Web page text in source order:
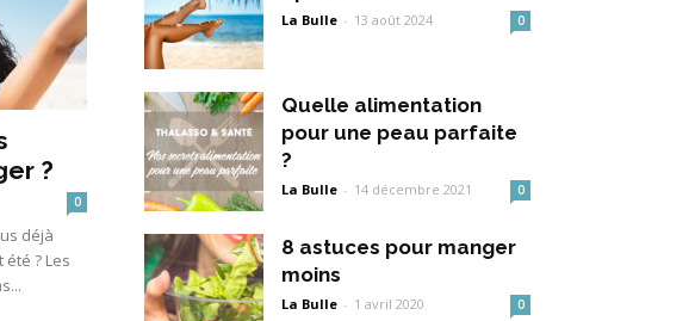
?
0
déjà
? Les
La Bulle - 13 août 2024 0
Quelle alimentation
pour une peau parfaite
?
La Bulle - 14 décembre 2021 0
8 astuces pour manger
moins
La Bulle - 1 avril 2020 0